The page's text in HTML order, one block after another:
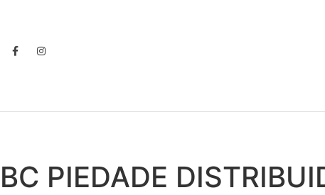
BC PIEDADE